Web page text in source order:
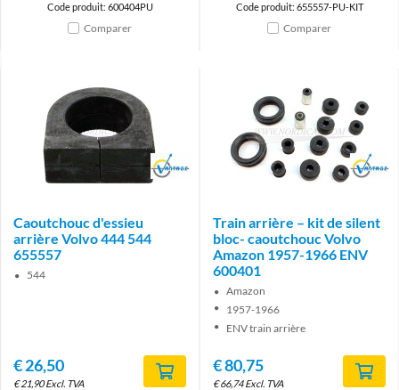
Code produit: 600404PU
Comparer
Code produit: 655557-PU-KIT
Comparer
Brand
Caoutchouc d'essieu
arrière Volvo 444 544
655557
544
€26,50
€21,90 Excl. TVA
Brand
Train arrière – kit de silent
bloc- caoutchouc Volvo
Amazon 1957-1966 ENV
600401
Amazon
1957-1966
ENV train arrière
€80,75
€66,74 Excl. TVA